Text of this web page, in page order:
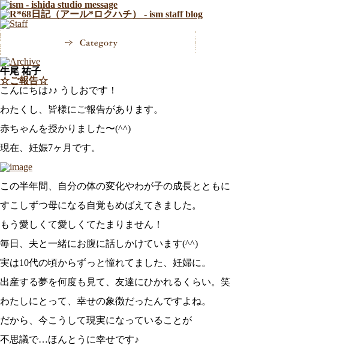
牛尾 祐子
☆ご報告☆
こんにちは♪♪ うしおです！
わたくし、皆様にご報告があります。
赤ちゃんを授かりました〜(^^)
現在、妊娠7ヶ月です。
この半年間、自分の体の変化やわが子の成長とともに
すこしずつ母になる自覚もめばえてきました。
もう愛しくて愛しくてたまりません！
毎日、夫と一緒にお腹に話しかけています(^^)
実は10代の頃からずっと憧れてました、妊婦に。
出産する夢を何度も見て、友達にひかれるくらい。笑
わたしにとって、幸せの象徴だったんですよね。
だから、今こうして現実になっていることが
不思議で…ほんとうに幸せです♪